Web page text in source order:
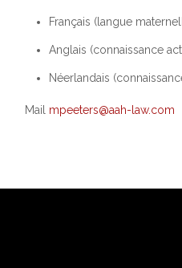
Français (langue
Anglais (connaissance
Néerlandais
Mail mpeeters@aah-law.com